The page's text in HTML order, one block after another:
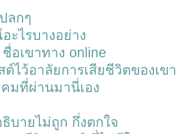
ลกๆ
ะไรบางอย่าง
อเขาทาง online
ไว้อาลัยการเสียชีวิตของเขา
มที่ผ่านมานี่เอง
บายไม่ถูก กึ่งตกใจ